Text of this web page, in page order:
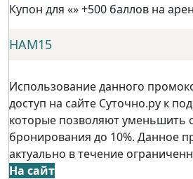
Купон для «» +500 баллов на
НАМ15
Использование данного
доступ на сайте Суточно.ру к
которые позволяют уменьшить
бронирования до 10%. Данное
актуально в течение
На сайт